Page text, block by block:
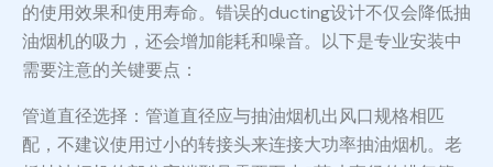
的使用效果和使用寿命。错误的ducting设计不仅会降低抽
油烟机的吸力，还会增加能耗和噪音。以下是专业安装中
需要注意的关键要点：
管道直径选择：管道直径应与抽油烟机出风口规格相匹
配，不建议使用过小的转接头来连接大功率抽油烟机。老